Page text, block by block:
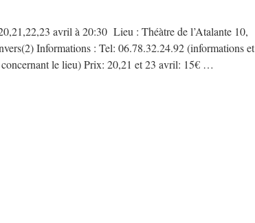
avril à 20:30 Lieu : Théàtre de l’Atalante 10,
Informations : Tel: 06.78.32.24.92 (informations et
le lieu) Prix: 20,21 et 23 avril: 15€ …